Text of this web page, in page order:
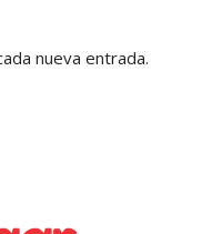
nueva entrada.